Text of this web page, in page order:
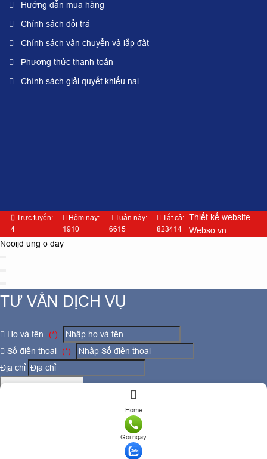
Hướng dẫn mua hàng
Chính sách đổi trả
Chính sách vận chuyển và lắp đặt
Phương thức thanh toán
Chính sách giải quyết khiếu nại
Trực tuyến:
4
Hôm nay:
1910
Tuần này:
6615
Tất cả:
823414
Thiết kế website
Webso.vn
Home
Gọi ngay
Nooijd ung o day
TƯ VẤN DỊCH VỤ
Họ và tên
(*)
Số điện thoại
(*)
Địa chỉ
TƯ VẤN DỊCH VỤ